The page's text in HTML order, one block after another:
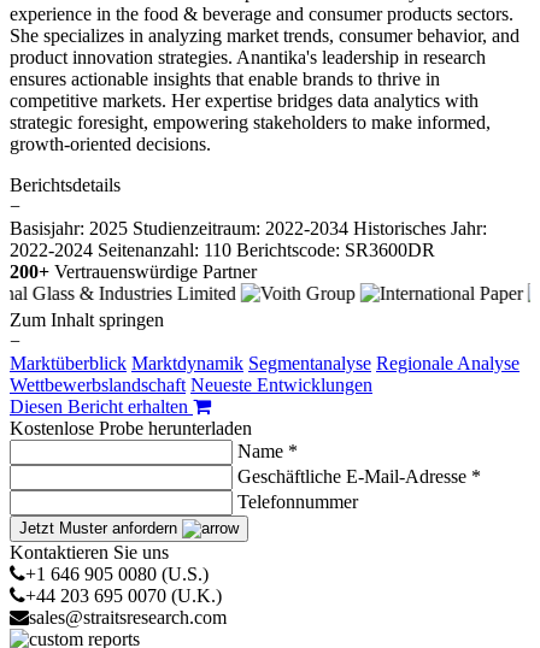
experience in the food & beverage and consumer products sectors.
She specializes in analyzing market trends, consumer behavior, and
product innovation strategies. Anantika's leadership in research
ensures actionable insights that enable brands to thrive in
competitive markets. Her expertise bridges data analytics with
strategic foresight, empowering stakeholders to make informed,
growth-oriented decisions.
Berichtsdetails
−
Basisjahr: 2025 Studienzeitraum: 2022-2034 Historisches Jahr:
2022-2024 Seitenanzahl: 110 Berichtscode: SR3600DR
200+ Vertrauenswürdige Partner
Zum Inhalt springen
−
Marktüberblick Marktdynamik Segmentanalyse Regionale Analyse
Wettbewerbslandschaft Neueste Entwicklungen
Diesen Bericht erhalten
Kostenlose Probe herunterladen
Name *
Geschäftliche E-Mail-Adresse *
Telefonnummer
Jetzt Muster anfordern
Kontaktieren Sie uns
+1 646 905 0080 (U.S.)
+44 203 695 0070 (U.K.)
sales@straitsresearch.com